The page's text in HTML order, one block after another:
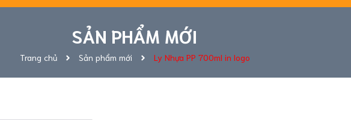
SẢN PHẨM MỚI
Trang chủ Sản phẩm mới Ly Nhựa PP 700ml in logo